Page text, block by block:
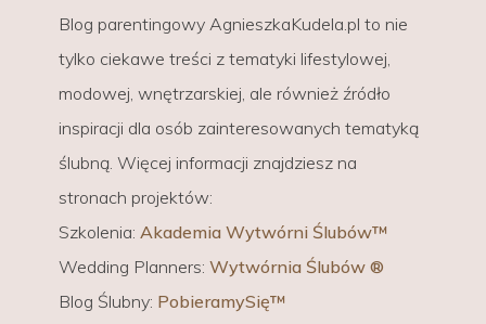
Blog parentingowy AgnieszkaKudela.pl to nie
tylko ciekawe treści z tematyki lifestylowej,
modowej, wnętrzarskiej, ale również źródło
inspiracji dla osób zainteresowanych tematyką
ślubną. Więcej informacji znajdziesz na
stronach projektów:
Szkolenia: Akademia Wytwórni Ślubów™
Wedding Planners: Wytwórnia Ślubów ®
Blog Ślubny: PobieramySię™